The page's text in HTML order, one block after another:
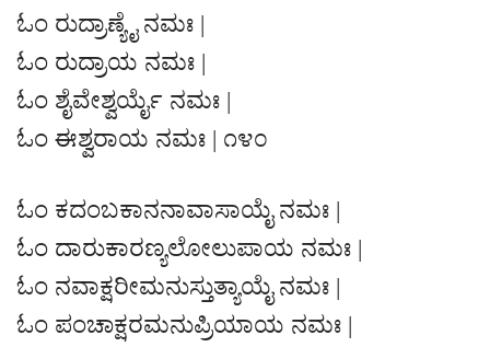
ಓಂ ರುದ್ರಾಣ್ಯೈ ನಮಃ |
ಓಂ ರುದ್ರಾಯ ನಮಃ |
ಓಂ ಶೈವೇಶ್ವರ್ಯೈ ನಮಃ |
ಓಂ ಈಶ್ವರಾಯ ನಮಃ | ೧೪೦
ಓಂ ಕದಂಬಕಾನನಾವಾಸಾಯೈ ನಮಃ |
ಓಂ ದಾರುಕಾರಣ್ಯಲೋಲುಪಾಯ ನಮಃ |
ಓಂ ನವಾಕ್ಷರೀಮನುಸ್ತುತ್ಯಾಯೈ ನಮಃ |
ಓಂ ಪಂಚಾಕ್ಷರಮನುಪ್ರಿಯಾಯ ನಮಃ |